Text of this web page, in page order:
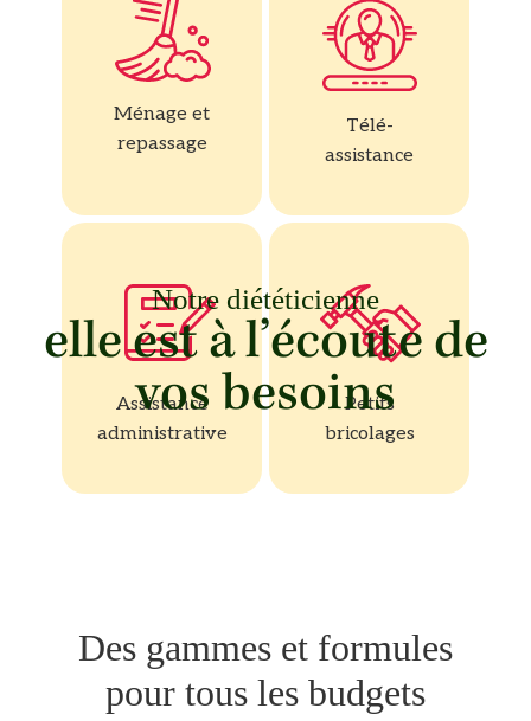
Ménage et
repassage
Télé-
assistance
Assistance
administrative
Petits
bricolages
Notre diététicienne
elle est à l’écoute de
vos besoins
Des gammes et formules
pour tous les budgets